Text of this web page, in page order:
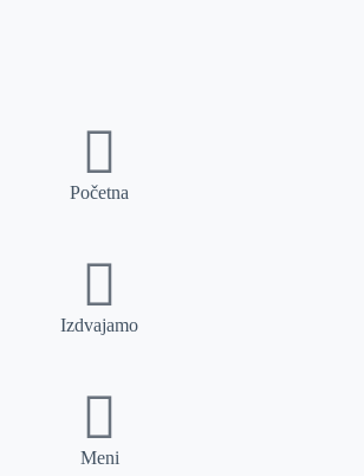
Početna
Izdvajamo
Meni